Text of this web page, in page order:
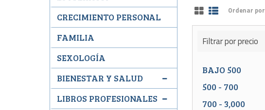
Ordenar por
Filtrar por precio
BAJO 500
500- 700
700- 3,000
CRECIMIENTO PERSONAL
FAMILIA
SEXOLOGÍA
BIENESTAR Y SALUD
LIBROS PROFESIONALES